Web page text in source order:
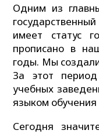
Одним из
имеет статус
прописано в
годы. Мы
За этот
учебных
языком обучения
Сегодня